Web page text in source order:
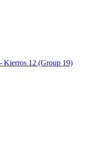
Kierros 12 (Group 19)